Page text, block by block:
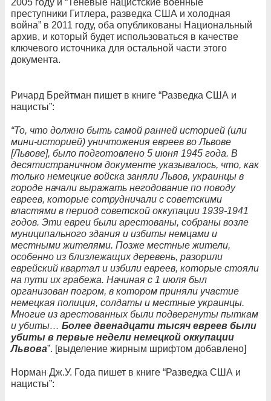
преступники Гитлера, разведка США и холодная
война” в 2011 году, оба опубликованы Национальный
архив, и который будет использоваться в качестве
ключевого источника для остальной части этого
документа.
Ричард Брейтман пишет в книге “Разведка США и
нацисты”:
“То, что должно быть самой ранней историей (или
мини-историей) уничтожения евреев во Львове
[Львове], было подготовлено 5 июня 1945 года. В
десятистраничном документе указывалось, что, как
только немецкие войска заняли Львов, украинцы в
городе начали выражать негодование по поводу
евреев, которые сотрудничали с советскими
властями в период советской оккупации 1939-1941
годов. Эти евреи были арестованы, собраны возле
муниципального здания и избиты немцами и
местными жителями. Позже местные жители,
особенно из близлежащих деревень, разорили
еврейский квартал и избили евреев, которые стояли
на пути их грабежа. Начиная с 1 июля был
организован погром, в котором приняли участие
немецкая полиция, солдаты и местные украинцы.
Многие из арестованных были подвергнуты пыткам
и убиты… Более двенадцати тысяч евреев были
убиты в первые недели немецкой оккупации
Львова”. [выделение жирным шрифтом добавлено]
Норман Дж.У. Года пишет в книге “Разведка США и
нацисты”: